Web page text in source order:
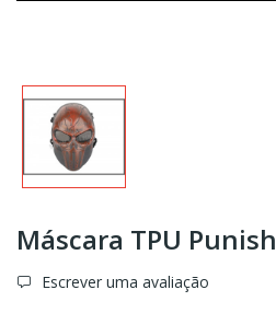
Máscara TPU
Escrever uma avaliação